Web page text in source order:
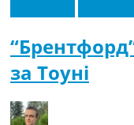
за Тоуні